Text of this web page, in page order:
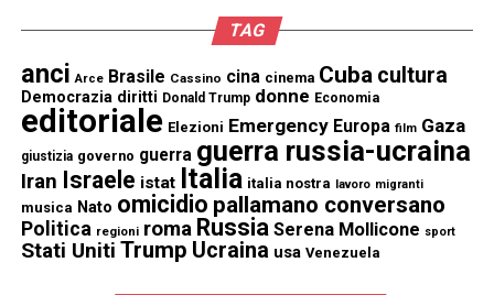
TAG
anci Arce Brasile Cassino cina cinema Cuba cultura
Democrazia diritti Donald Trump donne Economia
editoriale Elezioni Emergency Europa film Gaza
giustizia governo guerra guerra russia-ucraina
Iran Israele istat Italia italia nostra lavoro migranti
musica Nato omicidio pallamano conversano
Politica regioni roma Russia Serena Mollicone sport
Stati Uniti Trump Ucraina usa Venezuela